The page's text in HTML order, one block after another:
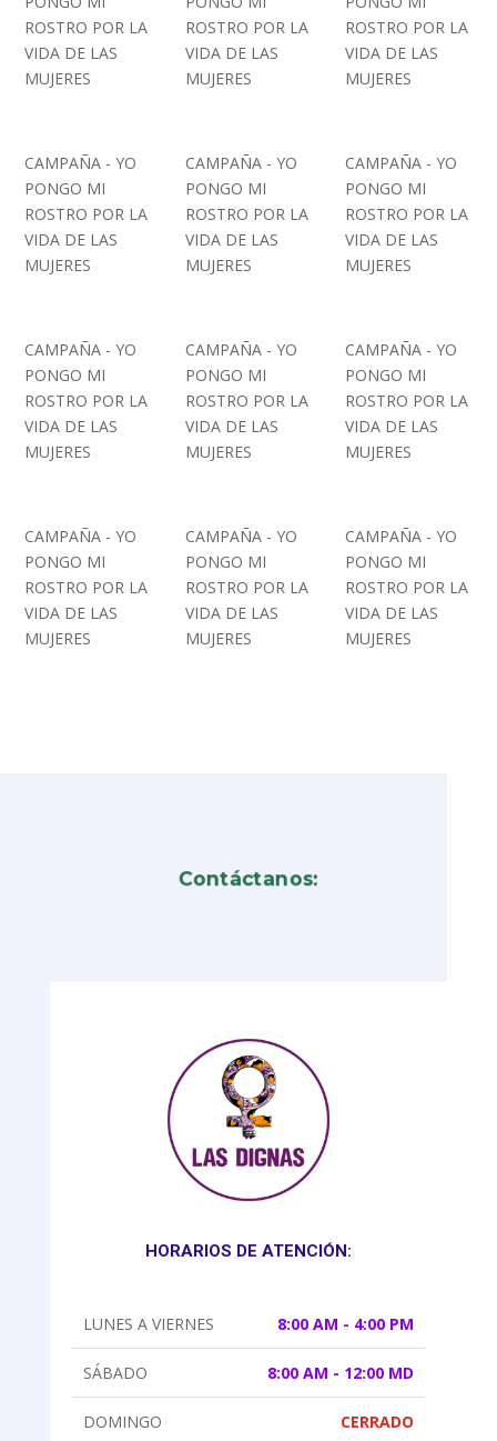
ROSTRO POR LA
VIDA DE LAS
MUJERES
ROSTRO POR LA
VIDA DE LAS
MUJERES
ROSTRO POR LA
VIDA DE LAS
MUJERES
CAMPAÑA - YO
PONGO MI
ROSTRO POR LA
VIDA DE LAS
MUJERES
CAMPAÑA - YO
PONGO MI
ROSTRO POR LA
VIDA DE LAS
MUJERES
CAMPAÑA - YO
PONGO MI
ROSTRO POR LA
VIDA DE LAS
MUJERES
CAMPAÑA - YO
PONGO MI
ROSTRO POR LA
VIDA DE LAS
MUJERES
CAMPAÑA - YO
PONGO MI
ROSTRO POR LA
VIDA DE LAS
MUJERES
CAMPAÑA - YO
PONGO MI
ROSTRO POR LA
VIDA DE LAS
MUJERES
CAMPAÑA - YO
PONGO MI
ROSTRO POR LA
VIDA DE LAS
MUJERES
CAMPAÑA - YO
PONGO MI
ROSTRO POR LA
VIDA DE LAS
MUJERES
CAMPAÑA - YO
PONGO MI
ROSTRO POR LA
VIDA DE LAS
MUJERES
Contáctanos:
HORARIOS DE ATENCIÓN:
LUNES A VIERNES 8:00 AM - 4:00 PM
SÁBADO 8:00 AM - 12:00 MD
DOMINGO CERRADO